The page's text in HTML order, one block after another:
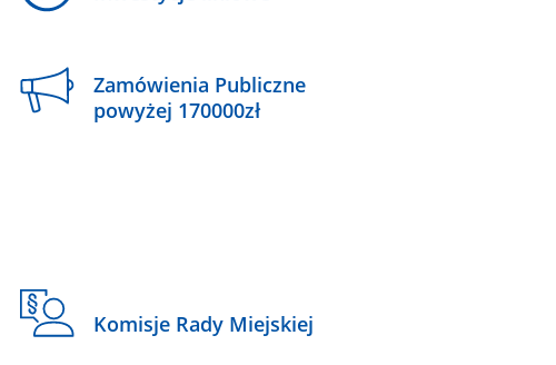
Zamówienia Publiczne
powyżej 170000zł
Komisje Rady Miejskiej